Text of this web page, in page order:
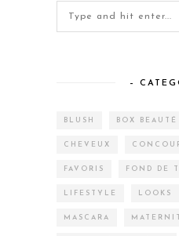
–
BLUSH BOX BEAUTÉ
CHEVEUX
FAVORIS FOND DE
LIFESTYLE LOOKS
MASCARA